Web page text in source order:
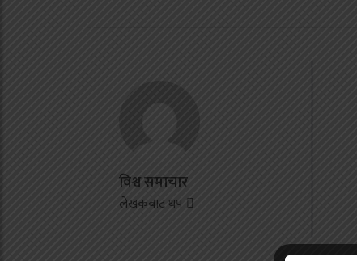
विश्व समाचार
लेखकबाट थप